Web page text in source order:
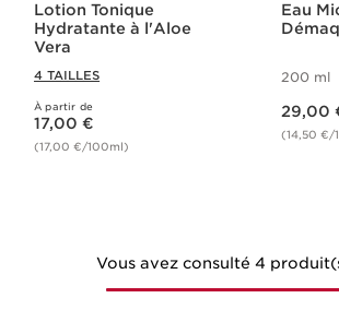
Lotion Tonique
Hydratante à l'Aloe
Vera
4 TAILLES
À partir de
Nouveau prix 17,00 €
17,00 €
(17,00 €/100ml)
Eau
200 ml
29,00
(14,50 €/
Vous avez consulté 4